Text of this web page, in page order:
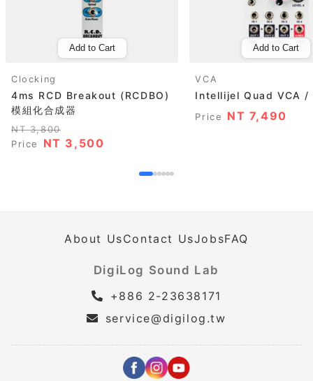
Add to Cart
Clocking
4ms RCD Breakout (RCDBO)
模組化合成器
NT 3,800
Price
NT 3,500
Add to Cart
VCA
Intellijel Quad VCA /
Price NT 7,490
About UsContact UsJobsFAQ
DigiLog Sound Lab
+886 2-23638171
service@digilog.tw